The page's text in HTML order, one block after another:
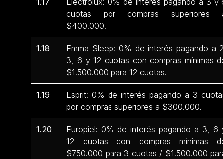
cuotas por compras superiores
$400.000.
1.18
Emma Sleep: 0% de interés pagando a
3, 6 y 12 cuotas con compras mínimas
$1.500.000 para 12 cuotas.
1.19
Esprit: 0% de interés pagando a 3
por compras superiores a $300.000.
1.20
Europiel: 0% de interés pagando a 3, 6
12 cuotas con compras mínimas
$750.000 para 3 cuotas / $1.500.000